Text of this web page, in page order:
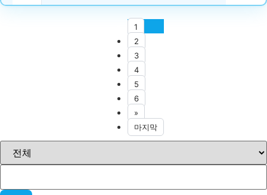
1
2
3
4
5
6
»
마지막